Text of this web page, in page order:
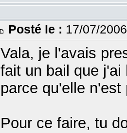
Posté le : 17/07/
Vala, je l'avais
fait un bail que
parce qu'elle n'est
Pour ce faire, tu